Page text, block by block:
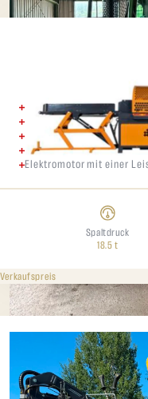
Baujahr 2026
Schnittkraft 18,5 t
Elektrische Ausführung
Kettenlänge 44 cm
Elektromotor mit einer
Spaltdruck
18.5 t
Verkaufspreis
Farma 9t, 2019